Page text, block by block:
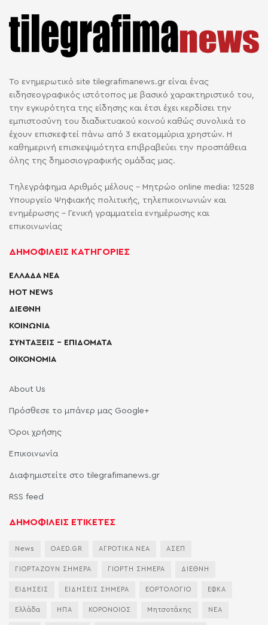
Το ενημερωτικό site tilegrafimanews.gr είναι ένας
ειδησεογραφικός ιστότοπος με βασικό χαρακτηριστικό του,
την εγκυρότητα της είδησης και έτσι έχει κερδίσει την
εμπιστοσύνη του διαδικτυακού κοινού καθώς συνολικά το
έχουν επισκεφτεί πάνω από 3 εκατομμύρια χρηστών. Η
καθημερινή επισκεψιμότητα επιβραβεύει την προσπάθεια
όλης της δημοσιογραφικής ομάδας μας.
Τηλεγράφημα Αριθμός μέλους - Μητρώο online media: 12528
Υπουργείο Ψηφιακής πολιτικής, τηλεπικοινωνιών και
ενημέρωσης - Γενική γραμματεία ενημέρωσης και
επικοινωνίας
ΔΗΜΟΦΙΛΕΙΣ ΚΑΤΗΓΟΡΙΕΣ
ΕΛΛΑΔΑ ΝΕΑ
HOT NEWS
ΔΙΕΘΝΗ
ΚΟΙΝΩΝΙΑ
ΣΥΝΤΑΞΕΙΣ – ΕΠΙΔΟΜΑΤΑ
ΟΙΚΟΝΟΜΙΑ
About Us
Πρόσθεσε το μπάνερ μας Google+
Όροι χρήσης
Επικοινωνία
Διαφημιστείτε στο tilegrafimanews.gr
RSS feed
ΔΗΜΟΦΙΛΕΙΣ ΕΤΙΚΕΤΕΣ
News OAED.GR ΑΓΡΟΤΙΚΑ ΝΕΑ ΑΣΕΠ
ΓΙΟΡΤΑΖΟΥΝ ΣΗΜΕΡΑ ΓΙΟΡΤΗ ΣΗΜΕΡΑ ΔΙΕΘΝΗ
ΕΙΔΗΣΕΙΣ ΕΙΔΗΣΕΙΣ ΣΗΜΕΡΑ ΕΟΡΤΟΛΟΓΙΟ ΕΦΚΑ
Ελλάδα ΗΠΑ ΚΟΡΟΝΟΙΟΣ Μητσοτάκης ΝΕΑ